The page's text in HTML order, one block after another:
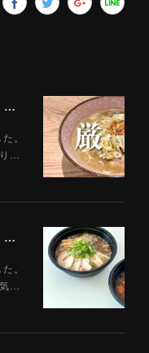
ラーメン評論家が実食して厳選！ 「いま絶対に食べるべきラーメン」ベスト５！【2026年８月】（ Yahoo!ニュース）8/2
。
…
市営プールで本気の「食フェス」 プールサイドで味わえる「ご当地麺」の実力は？（Yahoo!ニュース）7/28
。
…